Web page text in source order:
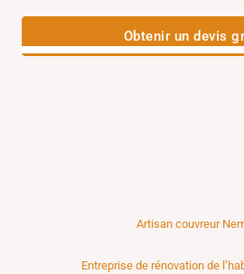
Obtenir un devis
Artisan couvreur
Entreprise de rénovation de